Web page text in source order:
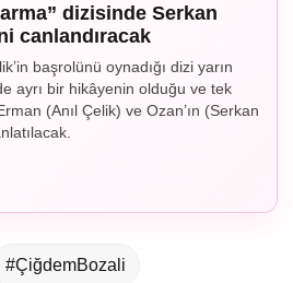
dizisinde Serkan
canlandıracak
başrolünü oynadığı dizi yarın
ayrı bir hikâyenin olduğu ve tek
(Anıl Çelik) ve Ozan’ın (Serkan
#ÇiğdemBozali